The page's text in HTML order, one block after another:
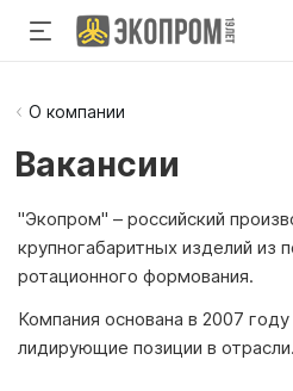
О компании
Вакансии
"Экопром" – российский
крупногабаритных изделий из
ротационного формования.
Компания основана в 2007
лидирующие позиции в отрасли.